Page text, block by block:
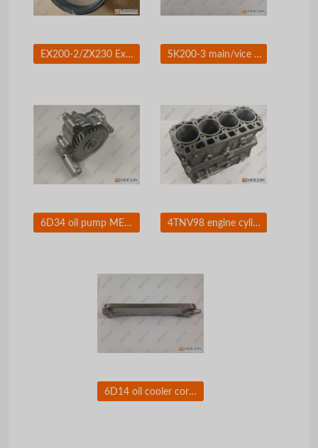
EX200-2/ZX230 Excavator 141-27-00025 floating seal groups 141-27-00010 SK200-3 main/vice relief valve for excavator hydraulic parts
6D34 oil pump ME014230 for excavator parts 4TNV98 engine cylinder blcok for yanmar excavator
6D14 oil cooler core/element for excavator engine parts